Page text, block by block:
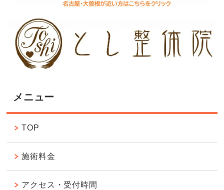
メニュー
TOP
施術料金
アクセス・受付時間